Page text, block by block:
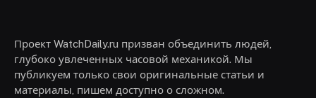
Проект WatchDaily.ru призван объединить людей,
глубоко увлеченных часовой механикой. Мы
публикуем только свои оригинальные статьи и
материалы, пишем доступно о сложном.